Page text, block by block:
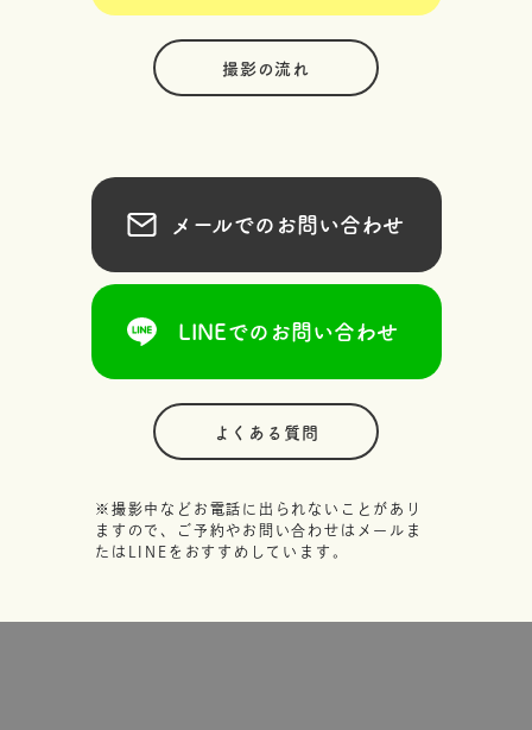
撮影の流れ
メールでのお問い合わせ
LINEでのお問い合わせ
よくある質問
※撮影中などお電話に出られないことがあり
ますので、ご予約やお問い合わせはメールま
たはLINEをおすすめしています。